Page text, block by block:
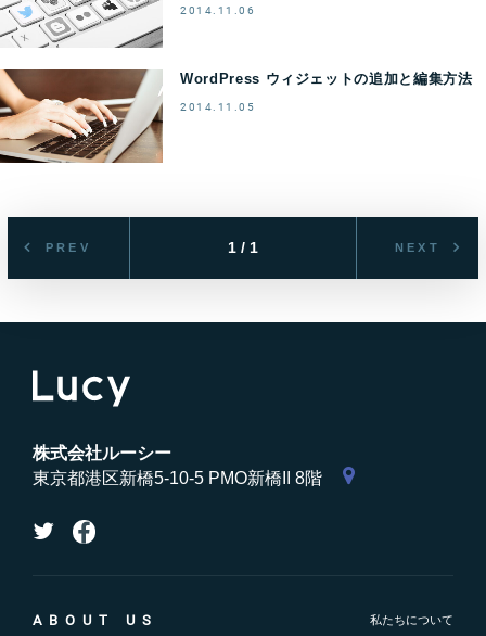
2014.11.06
WordPress ウィジェットの追加と編集方法
2014.11.05
PREV 1 / 1 NEXT
株式会社ルーシー
東京都港区新橋5-10-5 PMO新橋II 8階
ABOUT US